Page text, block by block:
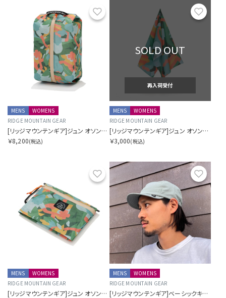
お気に入り
MENS
WOMENS
RIDGE MOUNTAIN GEAR
[リッジマウンテンギア]ジュン オソン×リッジ ケース L
￥8,200(税込)
SOLD OUT
再入荷受付
MENS
WOMENS
RIDGE MOUNTAIN GEAR
[リッジマウンテンギア]ジュン オソン×リッジ てぬぐい
￥3,000(税込)
お気に入り
MENS
WOMENS
RIDGE MOUNTAIN GEAR
[リッジマウンテンギア]ジュン オソン×リッジ トラベルポーチ プラス
MENS
WOMENS
RIDGE MOUNTAIN GEAR
[リッジマウンテンギア]ベーシックキャップ NT